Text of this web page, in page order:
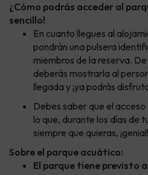
¿Cómo podrás acceder al
sencillo!
En cuanto llegues al
pondrán una pulsera
miembros de la reserva.
deberás mostrarla al
llegada y ¡ya podrás
Debes saber que el
lo que, durante los días de
siempre que quieras, ¡genial!
Sobre el parque acuático:
El parque tiene previsto